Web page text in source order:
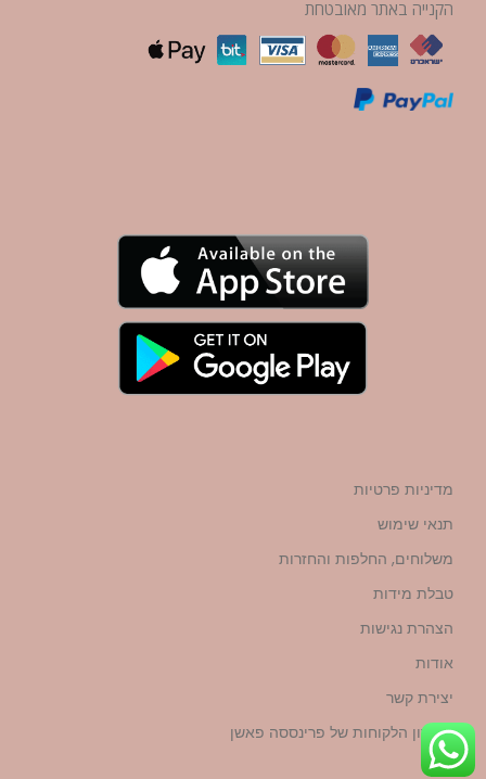
הקנייה באתר מאובטחת
מדיניות פרטיות
תנאי שימוש
משלוחים, החלפות והחזרות
טבלת מידות
הצהרת נגישות
אודות
יצירת קשר
מועדון הלקוחות של פרינססה פאשן